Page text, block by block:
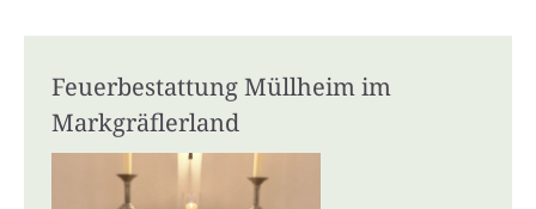
Feuerbestattung Müllheim im
Markgräflerland